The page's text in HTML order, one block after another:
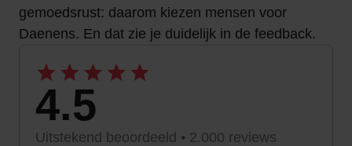
gemoedsrust: daarom kiezen mensen voor
Daenens. En dat zie je duidelijk in de feedback.
4.5
Uitstekend beoordeeld • 2.000 reviews